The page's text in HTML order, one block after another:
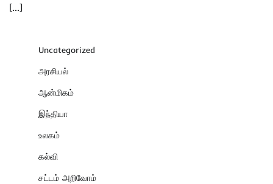
[…]
Uncategorized
அரசியல்
ஆன்மிகம்
இந்தியா
உலகம்
கல்வி
சட்டம் அறிவோம்